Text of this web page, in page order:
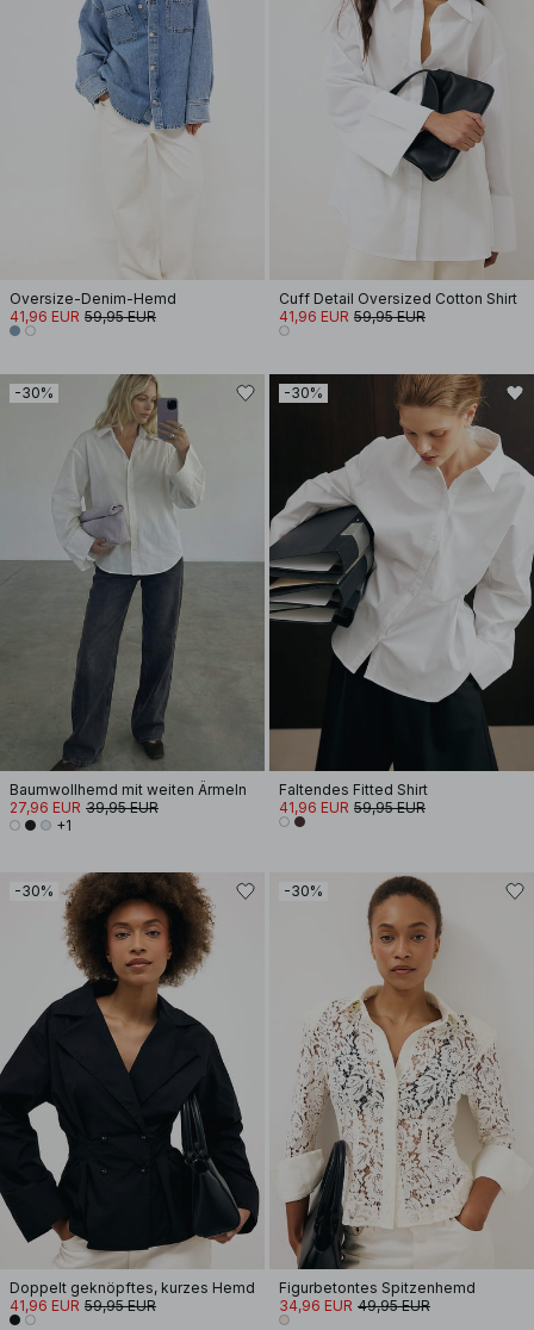
Oversize-Denim-Hemd
41,96 EUR 59,95 EUR
Cuff Detail Oversized Cotton Shirt
41,96 EUR 59,95 EUR
-30%
Baumwollhemd mit weiten Ärmeln
27,96 EUR 39,95 EUR
+1
-30%
Faltendes Fitted Shirt
41,96 EUR 59,95 EUR
-30%
Doppelt geknöpftes, kurzes Hemd
41,96 EUR 59,95 EUR
-30%
Figurbetontes Spitzenhemd
34,96 EUR 49,95 EUR